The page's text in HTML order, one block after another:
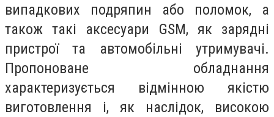
випадкових подряпин або поломок, а
також такі аксесуари GSM, як зарядні
пристрої та автомобільні утримувачі.
Пропоноване обладнання
характеризується відмінною якістю
виготовлення і, як наслідок, високою